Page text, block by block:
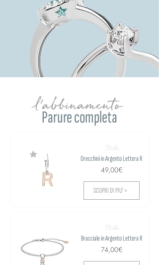
Parure completa
l'abbinamento
Stella
Orecchini in Argento Lettera R
49,00€
SCOPRI DI PIU' >
Stella
Bracciale in Argento Lettera R
74,00€